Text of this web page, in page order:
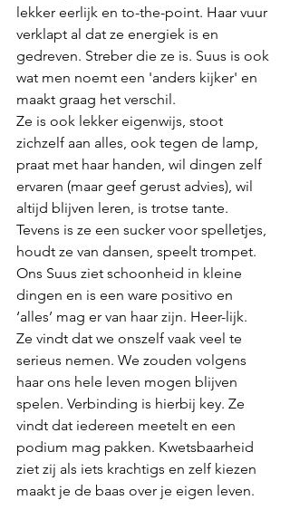
lekker eerlijk en to-the-point. Haar vuur
verklapt al dat ze energiek is en
gedreven. Streber die ze is. Suus is ook
wat men noemt een 'anders kijker' en
maakt graag het verschil.
Ze is ook lekker eigenwijs, stoot
zichzelf aan alles, ook tegen de lamp,
praat met haar handen, wil dingen zelf
ervaren (maar geef gerust advies), wil
altijd blijven leren, is trotse tante.
Tevens is ze een sucker voor spelletjes,
houdt ze van dansen, speelt trompet.
Ons Suus ziet schoonheid in kleine
dingen en is een ware positivo en
‘alles’ mag er van haar zijn. Heer-lijk.
Ze vindt dat we onszelf vaak veel te
serieus nemen. We zouden volgens
haar ons hele leven mogen blijven
spelen. Verbinding is hierbij key. Ze
vindt dat iedereen meetelt en een
podium mag pakken. Kwetsbaarheid
ziet zij als iets krachtigs en zelf kiezen
maakt je de baas over je eigen leven.